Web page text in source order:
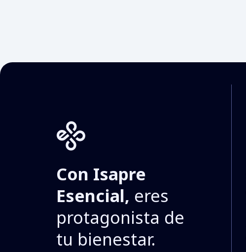
Con Isapre
Esencial, eres
protagonista de
tu bienestar.